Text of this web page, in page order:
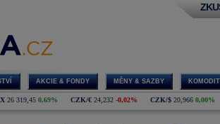
AKCIE & FONDY MĚNY & SAZBY
26 319,45 0,69% CZK/€ 24,232 -0,02% CZK/$ 20,966 0,00%